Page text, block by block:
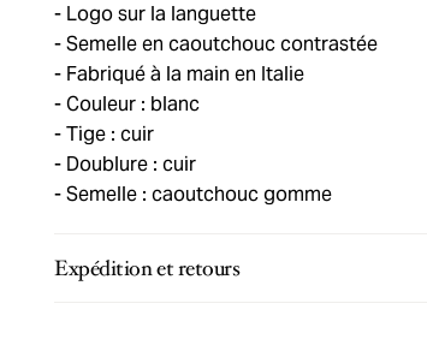
Logo sur la languette
Semelle en caoutchouc contrastée
Fabriqué à la main en Italie
Couleur : blanc
Tige : cuir
Doublure : cuir
Semelle : caoutchouc gomme
Expédition et retours